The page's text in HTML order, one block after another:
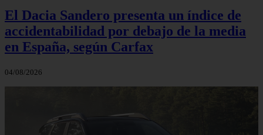
El Dacia Sandero presenta un índice de
accidentabilidad por debajo de la media
en España, según Carfax
04/08/2026